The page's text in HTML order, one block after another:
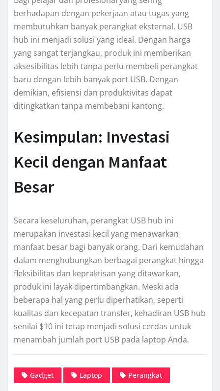
berhadapan dengan pekerjaan atau tugas yang
membutuhkan banyak perangkat eksternal, USB
hub ini menjadi solusi yang ideal. Dengan harga
yang sangat terjangkau, produk ini memberikan
aksesibilitas lebih tanpa perlu membeli perangkat
baru dengan lebih banyak port USB. Dengan
demikian, efisiensi dan produktivitas dapat
ditingkatkan tanpa membebani kantong.
Kesimpulan: Investasi
Kecil dengan Manfaat
Besar
Secara keseluruhan, perangkat USB hub ini
merupakan investasi kecil yang menawarkan
manfaat besar bagi banyak orang. Dari kemudahan
dalam menghubungkan berbagai perangkat hingga
fleksibilitas dan kepraktisan yang ditawarkan,
produk ini layak dipertimbangkan. Meski ada
beberapa hal yang perlu diperhatikan, seperti
kualitas dan kecepatan transfer, kehadiran USB hub
senilai $10 ini tetap menjadi solusi cerdas untuk
menambah jumlah port USB pada laptop Anda.
Gadget Laptop Perangkat